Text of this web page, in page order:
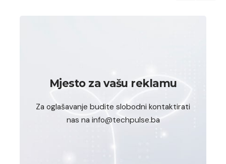
Mjesto za vašu reklamu
Za oglašavanje budite slobodni kontaktirati
nas na info@techpulse.ba